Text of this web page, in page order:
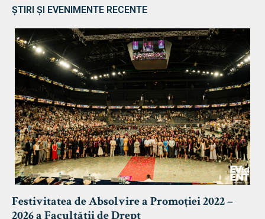
ȘTIRI ȘI EVENIMENTE RECENTE
Festivitatea de Absolvire a Promoției 2022 –
2026 a Facultății de Drept